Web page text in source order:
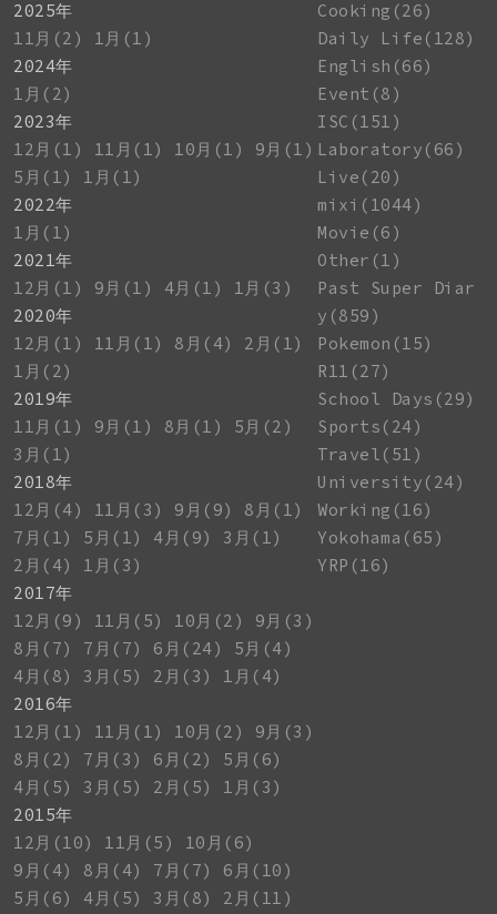
2025年
11月(2)
1月(1)
2024年
1月(2)
2023年
12月(1)
11月(1) 10月(1)
9月(1)
5月(1)
1月(1)
2022年
1月(1)
2021年
12月(1)
9月(1) 4月(1)
1月(3)
2020年
12月(1)
11月(1) 8月(4)
2月(1)
1月(2)
2019年
11月(1)
9月(1) 8月(1)
5月(2)
3月(1)
2018年
12月(4)
11月(3) 9月(9)
8月(1)
7月(1)
5月(1) 4月(9)
3月(1)
2月(4)
1月(3)
2017年
12月(9)
11月(5) 10月(2)
9月(3)
8月(7)
7月(7) 6月(24)
5月(4)
4月(8)
3月(5) 2月(3)
1月(4)
2016年
12月(1)
11月(1) 10月(2)
9月(3)
8月(2)
7月(3) 6月(2)
5月(6)
4月(5)
3月(5) 2月(5)
1月(3)
2015年
12月(10)
11月(5)
10月(6)
9月(4)
8月(4) 7月(7)
6月(10)
5月(6)
4月(5) 3月(8)
2月(11)
Cooking(26)
Daily Life(128)
English(66)
Event(8)
ISC(151)
Laboratory(66)
Live(20)
mixi(1044)
Movie(6)
Other(1)
Past Super Diar
y(859)
Pokemon(15)
R11(27)
School Days(29)
Sports(24)
Travel(51)
University(24)
Working(16)
Yokohama(65)
YRP(16)